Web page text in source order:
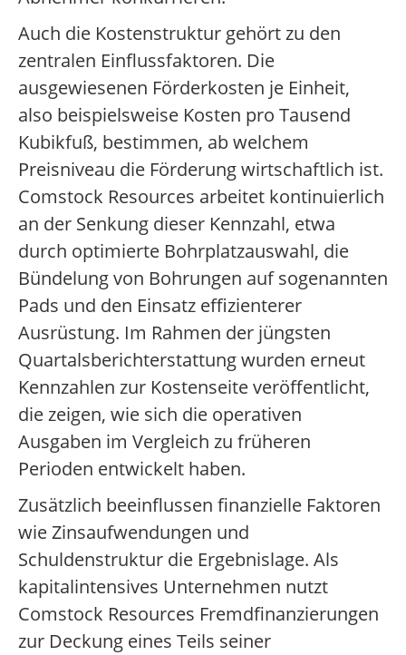
Auch die Kostenstruktur gehört zu den
zentralen Einflussfaktoren. Die
ausgewiesenen Förderkosten je Einheit,
also beispielsweise Kosten pro Tausend
Kubikfuß, bestimmen, ab welchem
Preisniveau die Förderung wirtschaftlich ist.
Comstock Resources arbeitet kontinuierlich
an der Senkung dieser Kennzahl, etwa
durch optimierte Bohrplatzauswahl, die
Bündelung von Bohrungen auf sogenannten
Pads und den Einsatz effizienterer
Ausrüstung. Im Rahmen der jüngsten
Quartalsberichterstattung wurden erneut
Kennzahlen zur Kostenseite veröffentlicht,
die zeigen, wie sich die operativen
Ausgaben im Vergleich zu früheren
Perioden entwickelt haben.
Zusätzlich beeinflussen finanzielle Faktoren
wie Zinsaufwendungen und
Schuldenstruktur die Ergebnislage. Als
kapitalintensives Unternehmen nutzt
Comstock Resources Fremdfinanzierungen
zur Deckung eines Teils seiner